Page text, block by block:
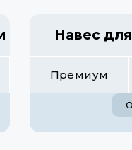
Навес
Премиум